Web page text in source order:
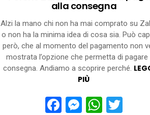
alla consegna
Alzi la mano chi non ha mai comprato su
o non ha la minima idea di cosa sia. Può
però, che al momento del pagamento non
mostrata l’opzione che permetta di pagare
consegna. Andiamo a scoprire perché.
PIÙ
Facebook